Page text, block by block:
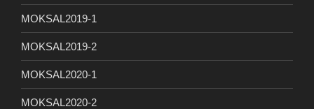
MOKSAL2019-1
MOKSAL2019-2
MOKSAL2020-1
MOKSAL2020-2